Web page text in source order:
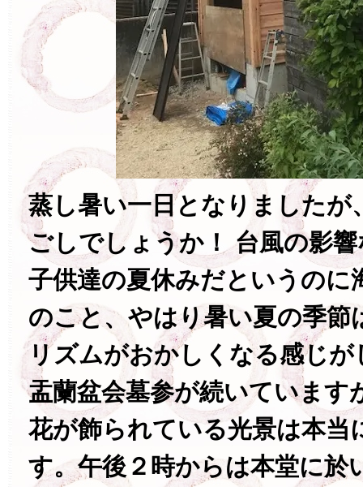
蒸し暑い一日となりましたが
ごしでしょうか！ 台風の影
子供達の夏休みだというのに
のこと、やはり暑い夏の季節
リズムがおかしくなる感じ
盂蘭盆会墓参が続いています
花が飾られている光景は本当
す。午後２時からは本堂に於